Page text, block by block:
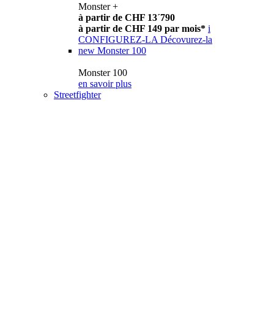
Monster +
à partir de CHF 13´790
à partir de CHF 149 par mois* i
CONFIGUREZ-LA Décovurez-la
new Monster 100
Monster 100
en savoir plus
Streetfighter